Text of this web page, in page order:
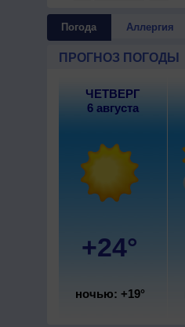
Погода Аллергия
ПРОГНОЗ ПОГОДЫ
ЧЕТВЕРГ
6 августа
+24°
ночью: +19°